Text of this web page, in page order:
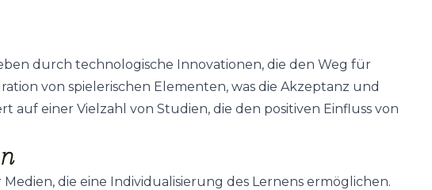
durch technologische Innovationen, die den Weg für
von spielerischen Elementen, was die Akzeptanz und
auf einer Vielzahl von Studien, die den positiven Einfluss von
die eine Individualisierung des Lernens ermöglichen.